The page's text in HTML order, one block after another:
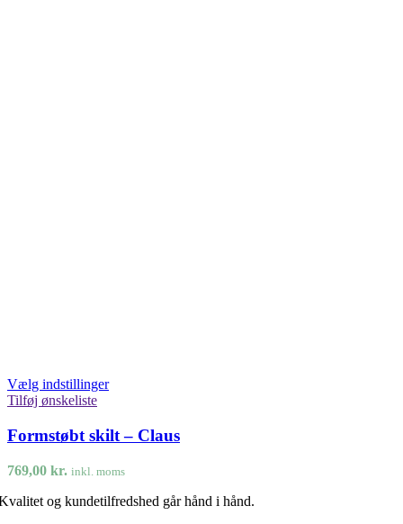
Vælg indstillinger
Tilføj ønskeliste
Formstøbt skilt – Claus
769,00 kr. inkl. moms
og kundetilfredshed går hånd i hånd.